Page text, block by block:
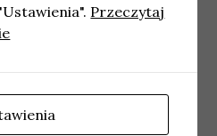
Przeczytaj